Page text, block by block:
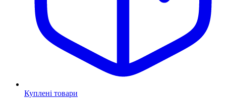
Куплені товари